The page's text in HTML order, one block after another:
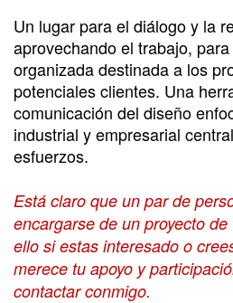
Un lugar para el diálogo y la
aprovechando el trabajo,
organizada destinada a los
potenciales clientes. Una
comunicación del diseño
industrial y empresarial
esfuerzos.
Está claro que un par de
encargarse de un proyecto
ello si estas interesado o
merece tu apoyo y
contactar conmigo.